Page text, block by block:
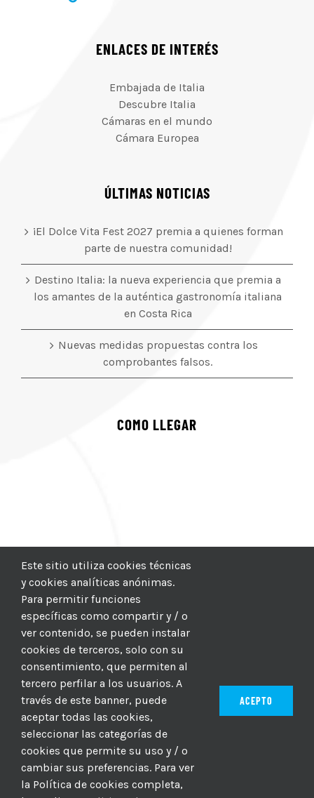
ENLACES DE INTERÉS
Embajada de Italia
Descubre Italia
Cámaras en el mundo
Cámara Europea
ÚLTIMAS NOTICIAS
¡El Dolce Vita Fest 2027 premia a quienes forman
parte de nuestra comunidad!
Destino Italia: la nueva experiencia que premia a
los amantes de la auténtica gastronomía italiana
en Costa Rica
Nuevas medidas propuestas contra los
comprobantes falsos.
COMO LLEGAR
© 2012–2025 |CICIC| Hosting: Hosting Para PYMES
MBAGIO.COM
| Todos los derechos reservados
Este sitio utiliza cookies técnicas
y cookies analíticas anónimas.
Para permitir funciones
específicas como compartir y / o
ver contenido, se pueden instalar
cookies de terceros, solo con su
consentimiento, que permiten al
tercero perfilar a los usuarios. A
través de este banner, puede
aceptar todas las cookies,
seleccionar las categorías de
cookies que permite su uso y / o
cambiar sus preferencias. Para ver
la Política de cookies completa,
ACEPTO